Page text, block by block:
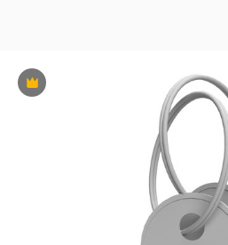
Premium